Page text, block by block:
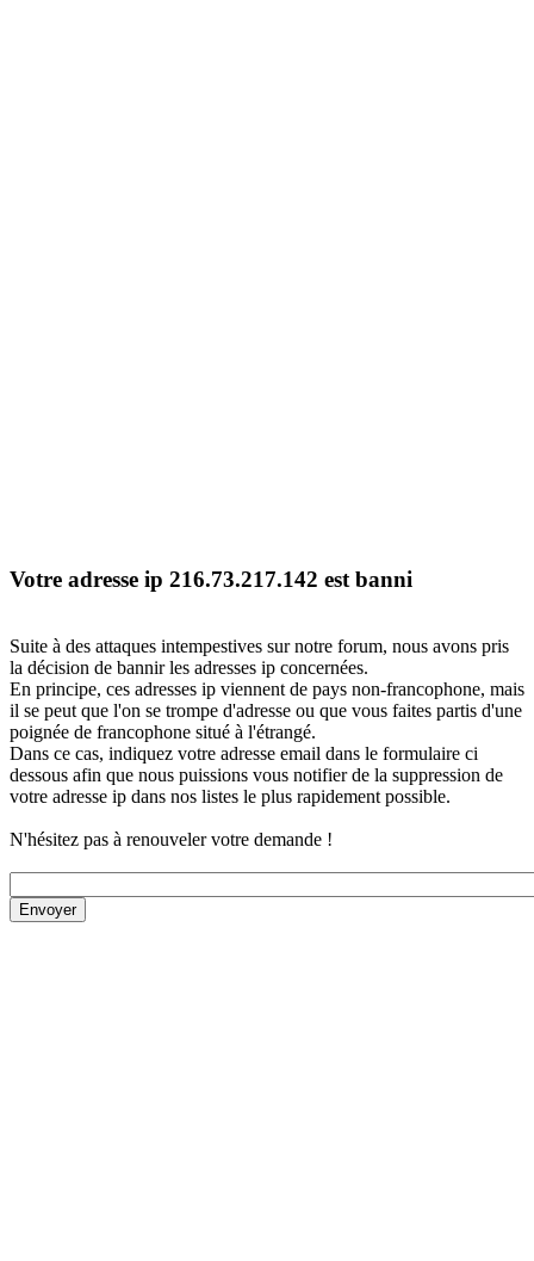
Votre adresse ip 216.73.217.142 est banni
Suite à des attaques intempestives sur notre forum, nous avons pris
la décision de bannir les adresses ip concernées.
En principe, ces adresses ip viennent de pays non-francophone, mais
il se peut que l'on se trompe d'adresse ou que vous faites partis d'une
poignée de francophone situé à l'étrangé.
Dans ce cas, indiquez votre adresse email dans le formulaire ci
dessous afin que nous puissions vous notifier de la suppression de
votre adresse ip dans nos listes le plus rapidement possible.
N'hésitez pas à renouveler votre demande !